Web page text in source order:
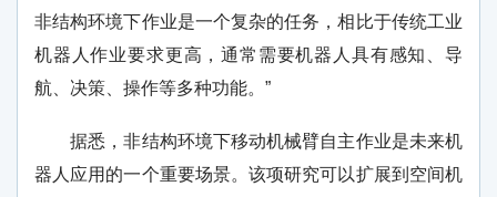
非结构环境下作业是一个复杂的任务，相比于传统工业
机器人作业要求更高，通常需要机器人具有感知、导
航、决策、操作等多种功能。”
据悉，非结构环境下移动机械臂自主作业是未来机
器人应用的一个重要场景。该项研究可以扩展到空间机